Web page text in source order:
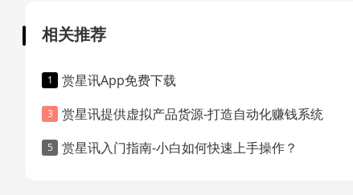
相关推荐
赏星讯App免费下载
赏星讯提供虚拟产品货源-打造自动化赚钱系统
赏星讯入门指南-小白如何快速上手操作？